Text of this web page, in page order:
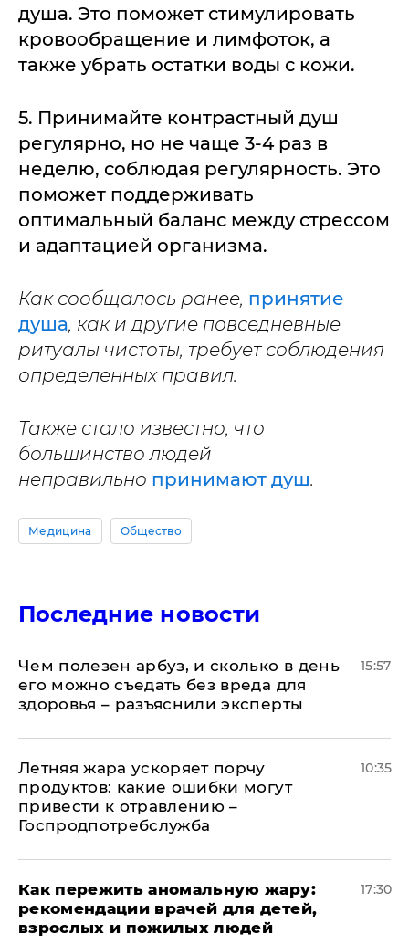
душа. Это поможет стимулировать
кровообращение и лимфоток, а
также убрать остатки воды с кожи.
5. Принимайте контрастный душ
регулярно, но не чаще 3-4 раз в
неделю, соблюдая регулярность. Это
поможет поддерживать
оптимальный баланс между стрессом
и адаптацией организма.
Как сообщалось ранее, принятие
душа, как и другие повседневные
ритуалы чистоты, требует соблюдения
определенных правил.
Также стало известно, что
большинство людей
неправильно принимают душ.
Медицина Общество
Последние новости
Чем полезен арбуз, и сколько в день
его можно съедать без вреда для
здоровья – разъяснили эксперты
15:57
Летняя жара ускоряет порчу
продуктов: какие ошибки могут
привести к отравлению –
Госпродпотребслужба
10:35
Как пережить аномальную жару:
рекомендации врачей для детей,
взрослых и пожилых людей
17:30